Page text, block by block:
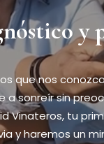
y
que nos
a sonreír sin
Vinateros, tu
y haremos un